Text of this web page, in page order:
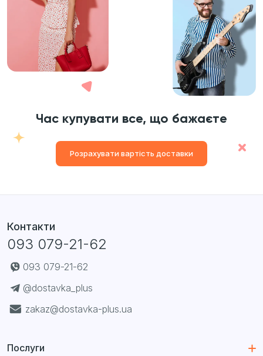
Час купувати все, що бажаєте
Розрахувати вартість доставки
Послуги
Контакти
093 079-21-62
093 079-21-62
@dostavka_plus
zakaz@dostavka-plus.ua